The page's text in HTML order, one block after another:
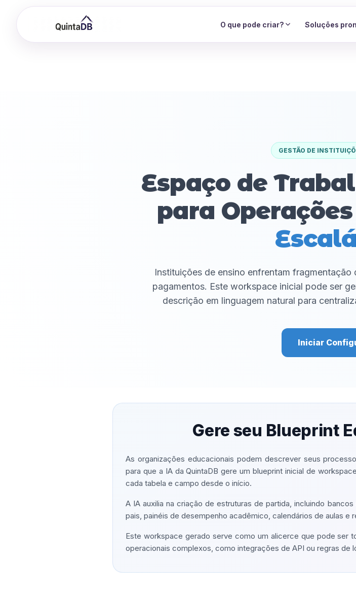
O que pode criar? Soluções
GESTÃO DE
Espaço de
para
Instituições de ensino enfrentam
pagamentos. Este workspace inicial pode ser
descrição em linguagem natural para
Iniciar
Gere seu Blueprint
As organizações educacionais podem descrever seus
para que a IA da QuintaDB gere um blueprint inicial de
cada tabela e campo desde o início.
A IA auxilia na criação de estruturas de partida, incluindo
pais, painéis de desempenho acadêmico, calendários de aulas
Este workspace gerado serve como um alicerce que pode ser
operacionais complexos, como integrações de API ou regras